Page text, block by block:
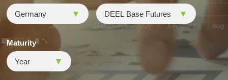
Maturity